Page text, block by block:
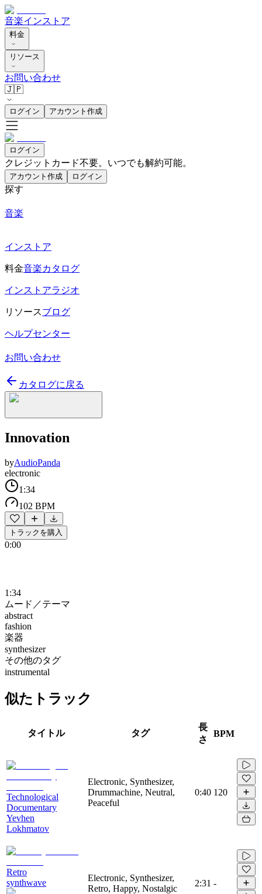
音楽インストア
料金
リソース
お問い合わせ
🇯🇵
ログイン アカウント作成
ログイン
クレジットカード不要。いつでも解約可能。
アカウント作成 ログイン
探す
音楽
インストア
料金音楽カタログ
インストアラジオ
リソースブログ
ヘルプセンター
お問い合わせ
カタログに戻る
Innovation
byAudioPanda
electronic
1:34
102 BPM
トラックを購入
0:00
1:34
ムード／テーマ
abstract
fashion
楽器
synthesizer
その他のタグ
instrumental
似たトラック
タイトル タグ
長
さ
BPM
Technological
Documentary
Yevhen
Lokhmatov
Electronic, Synthesizer,
Drummachine, Neutral,
Peaceful
0:40 120
Retro
synthwave
Electronic, Synthesizer,
Retro, Happy, Nostalgic
2:31 -